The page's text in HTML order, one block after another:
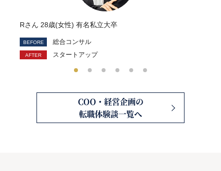
Rさん 28歳(女性) 有名私立大卒
総合コンサル
スタートアップ
COO・経営企画の
転職体験談一覧へ